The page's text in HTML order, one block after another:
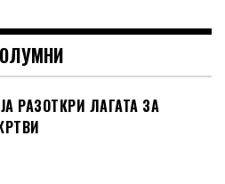
РАЗОТКРИ ЛАГАТА ЗА